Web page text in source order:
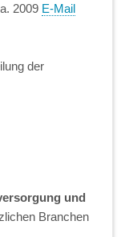
2009 E-Mail
der
und
Branchen